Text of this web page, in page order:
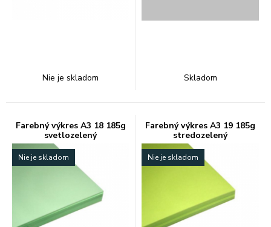
Nie je skladom Skladom
Farebný výkres A3 18 185g
svetlozelený
Nie je skladom
Farebný výkres A3 19 185g
stredozelený
Nie je skladom